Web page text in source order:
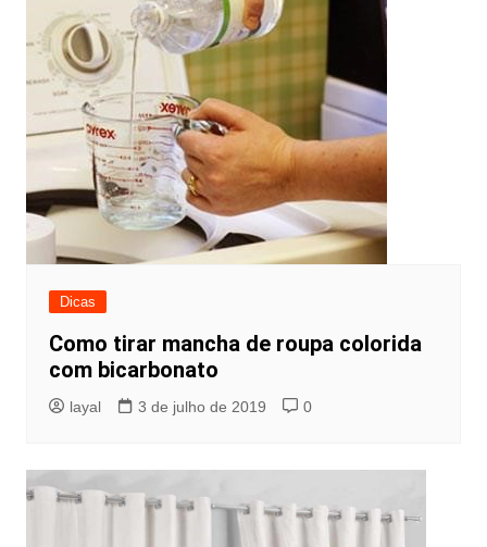
Dicas
Como tirar mancha de roupa colorida
com bicarbonato
layal 3 de julho de 2019 0